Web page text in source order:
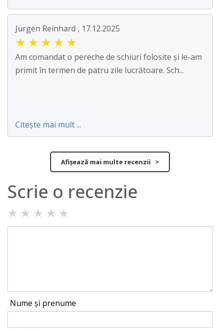
Jürgen Reinhard , 17.12.2025
★ ★ ★ ★ ★
Am comandat o pereche de schiuri folosite și le-am
primit în termen de patru zile lucrătoare. Sch...
Citește mai mult ...
Afișează mai multe recenzii >
Scrie o recenzie
★ ★ ★ ★ ★
Nume și prenume